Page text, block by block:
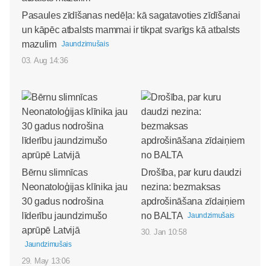
Pasaules zīdīšanas nedēļa: kā sagatavoties zīdīšanai
un kāpēc atbalsts mammai ir tikpat svarīgs kā atbalsts
mazulim
Jaundzimušais
03. Aug 14:36
Bērnu slimnīcas
Neonatoloģijas klīnika jau
30 gadus nodrošina
līderību jaundzimušo
aprūpē Latvijā
Jaundzimušais
29. May 13:06
Drošība, par kuru daudzi
nezina: bezmaksas
apdrošināšana zīdaiņiem
no BALTA
Jaundzimušais
30. Jan 10:58